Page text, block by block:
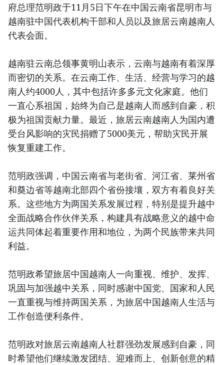
府总理范明政于11月5日下午在中国云南省昆明市与
越南驻中国代表机构干部和人员以及旅居云南越南人
代表会面。
越南驻云南总领事黄明山表示，云南与越南有着深厚
而密切的关系。在云南工作、生活、经营与学习的越
南人约4000人，其中包括许多多元文化家庭。他们
一直心系祖国，始终为自己是越南人而感到自豪，积
极为祖国贡献力量。最近，旅居云南越南人为国内遭
受台风影响的灾民捐赠了5000美元，帮助灾民开展
恢复重建工作。
范明政强调，中国云南省与老街省、河江省、莱州省
和奠边省等越南北部四个省份接壤，双方有着良好关
系。这些地方为两国关系发展过程，特别是提升越中
全面战略合作伙伴关系，构建具有战略意义的越中命
运共同体起着重要作用和地位，为两个民族带来共同
利益。
范明政希望旅居中国越南人一向重视、维护、发挥、
巩固与加强越中关系，同时感谢中国党、国家和人民
一直重视与维持两国关系，为旅居中国越南人生活与
工作创造便利条件。
范明政对旅居云南越南人社群强劲发展感到自豪，同
时希望他们继续激发团结、迎难而上、创新创意的精